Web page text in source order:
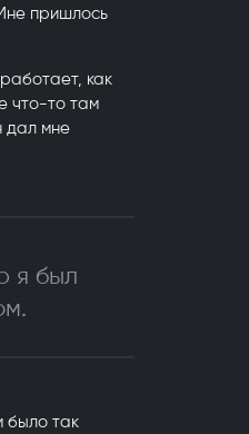
пришлось
как
что-то там
дал мне
я был
было так